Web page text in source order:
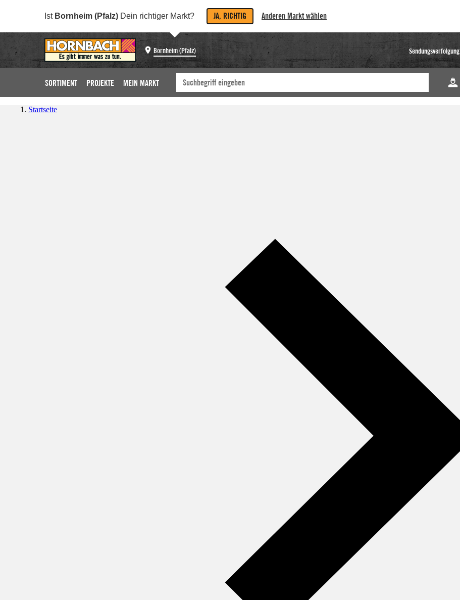
Ist Bornheim (Pfalz) Dein richtiger Markt? JA, RICHTIG Anderen Markt wählen
Bornheim (Pfalz) Sendungsverfolgung
SORTIMENT PROJEKTE MEIN MARKT
Startseite